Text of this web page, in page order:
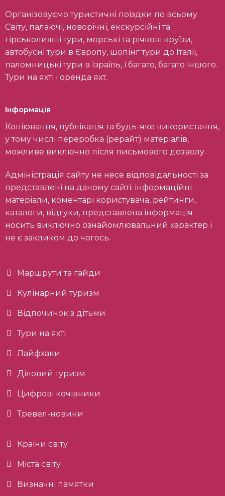
Організовуємо туристичні поїздки по всьому
Світу, палаючі, новорічні, екскурсійні та
гірськолижні тури, морські та річкові круїзи,
автобусні тури в Європу, шопінг тури до Італії,
паломницькі тури в Ізраїль, і багато, багато іншого.
Тури на яхті і оренда яхт.
Інформація
Копіювання, публікація та будь-яке використання,
у тому числі переробка (рерайт) матеріалів,
можливе виключно після письмового дозволу.
Адміністрація сайту не несе відповідальності за
представлені на даному сайті: інформаційні
матеріали, коментарі користувача, рейтинги,
каталоги, відгуки, представлена інформація
носить виключно ознайомлювальний характер і
не є закликом до чогось.
Маршрути та гайди
Кулінарний туризм
Відпочинок з дітьми
Тури на яхті
Лайфхаки
Діловий туризм
Цифрові кочівники
Тревел-новини
Країни світу
Міста світу
Визначні памятки